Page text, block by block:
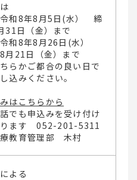
和8年8月5日(水） 締
31日（金）まで
和8年8月26日(水）
月21日（金）まで
らかご都合の良い日で
込みください。
はこちらから
でも申込みを受け付け
ります 052-201-5311
教育管理部 木村
よる